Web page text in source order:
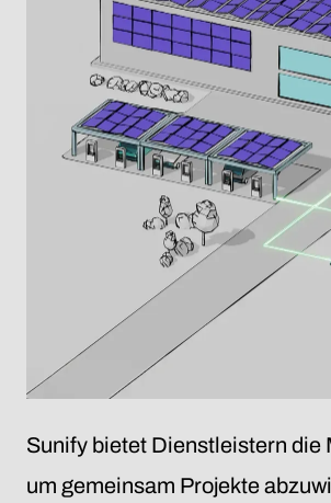
Sunify bietet Dienstleistern die
um gemeinsam Projekte